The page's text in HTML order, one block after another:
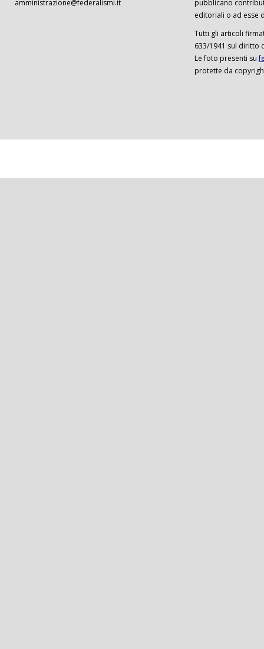
amministrazione@federalismi.it
pubblicano
editoriali o ad esse
Tutti gli articoli
633/1941 sul diritto
Le foto presenti su
protette da